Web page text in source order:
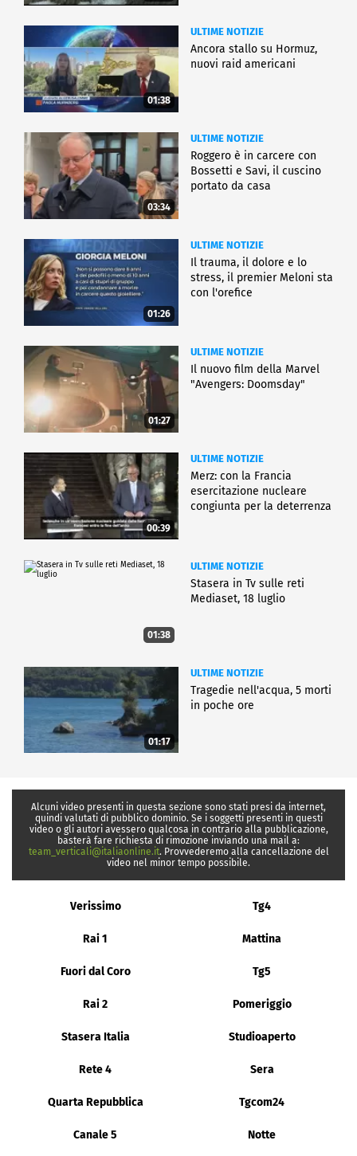
01:38
ULTIME NOTIZIE
Ancora stallo su Hormuz,
nuovi raid americani
03:34
ULTIME NOTIZIE
Roggero è in carcere con
Bossetti e Savi, il cuscino
portato da casa
01:26
ULTIME NOTIZIE
Il trauma, il dolore e lo
stress, il premier Meloni sta
con l'orefice
01:27
ULTIME NOTIZIE
Il nuovo film della Marvel
"Avengers: Doomsday"
00:39
ULTIME NOTIZIE
Merz: con la Francia
esercitazione nucleare
congiunta per la deterrenza
01:38
ULTIME NOTIZIE
Stasera in Tv sulle reti
Mediaset, 18 luglio
01:17
ULTIME NOTIZIE
Tragedie nell'acqua, 5 morti
in poche ore
Alcuni video presenti in questa sezione sono stati presi da internet,
quindi valutati di pubblico dominio. Se i soggetti presenti in questi
video o gli autori avessero qualcosa in contrario alla pubblicazione,
basterà fare richiesta di rimozione inviando una mail a:
team_verticali@italiaonline.it. Provvederemo alla cancellazione del
video nel minor tempo possibile.
Verissimo Tg4
Rai 1 Mattina
Fuori dal Coro Tg5
Rai 2 Pomeriggio
Stasera Italia Studioaperto
Rete 4 Sera
Quarta Repubblica Tgcom24
Canale 5 Notte